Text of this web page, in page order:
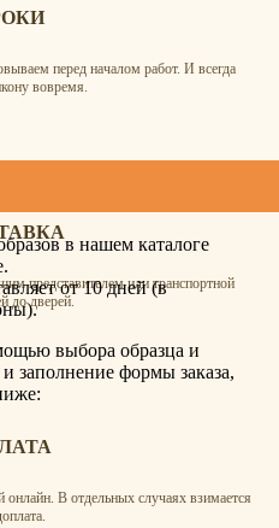
перед началом работ. И всегда
вовремя.
представителем или транспортной
до дверей.
онлайн. В отдельных случаях взимается
в нашем каталоге
от 10 дней (в
выбора образца и
заполнение формы заказа,